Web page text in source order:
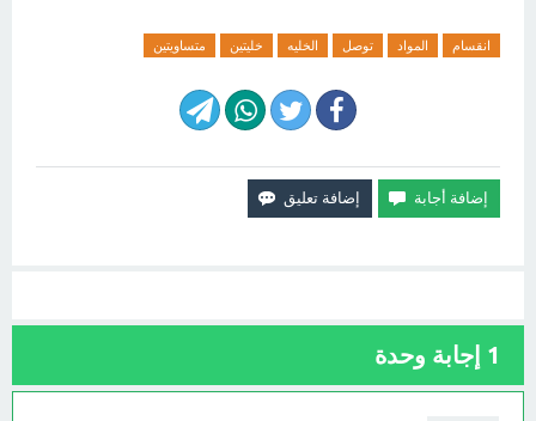
انقسام المواد توصل الخليه خليتين متساويتين
1 إجابة وحدة